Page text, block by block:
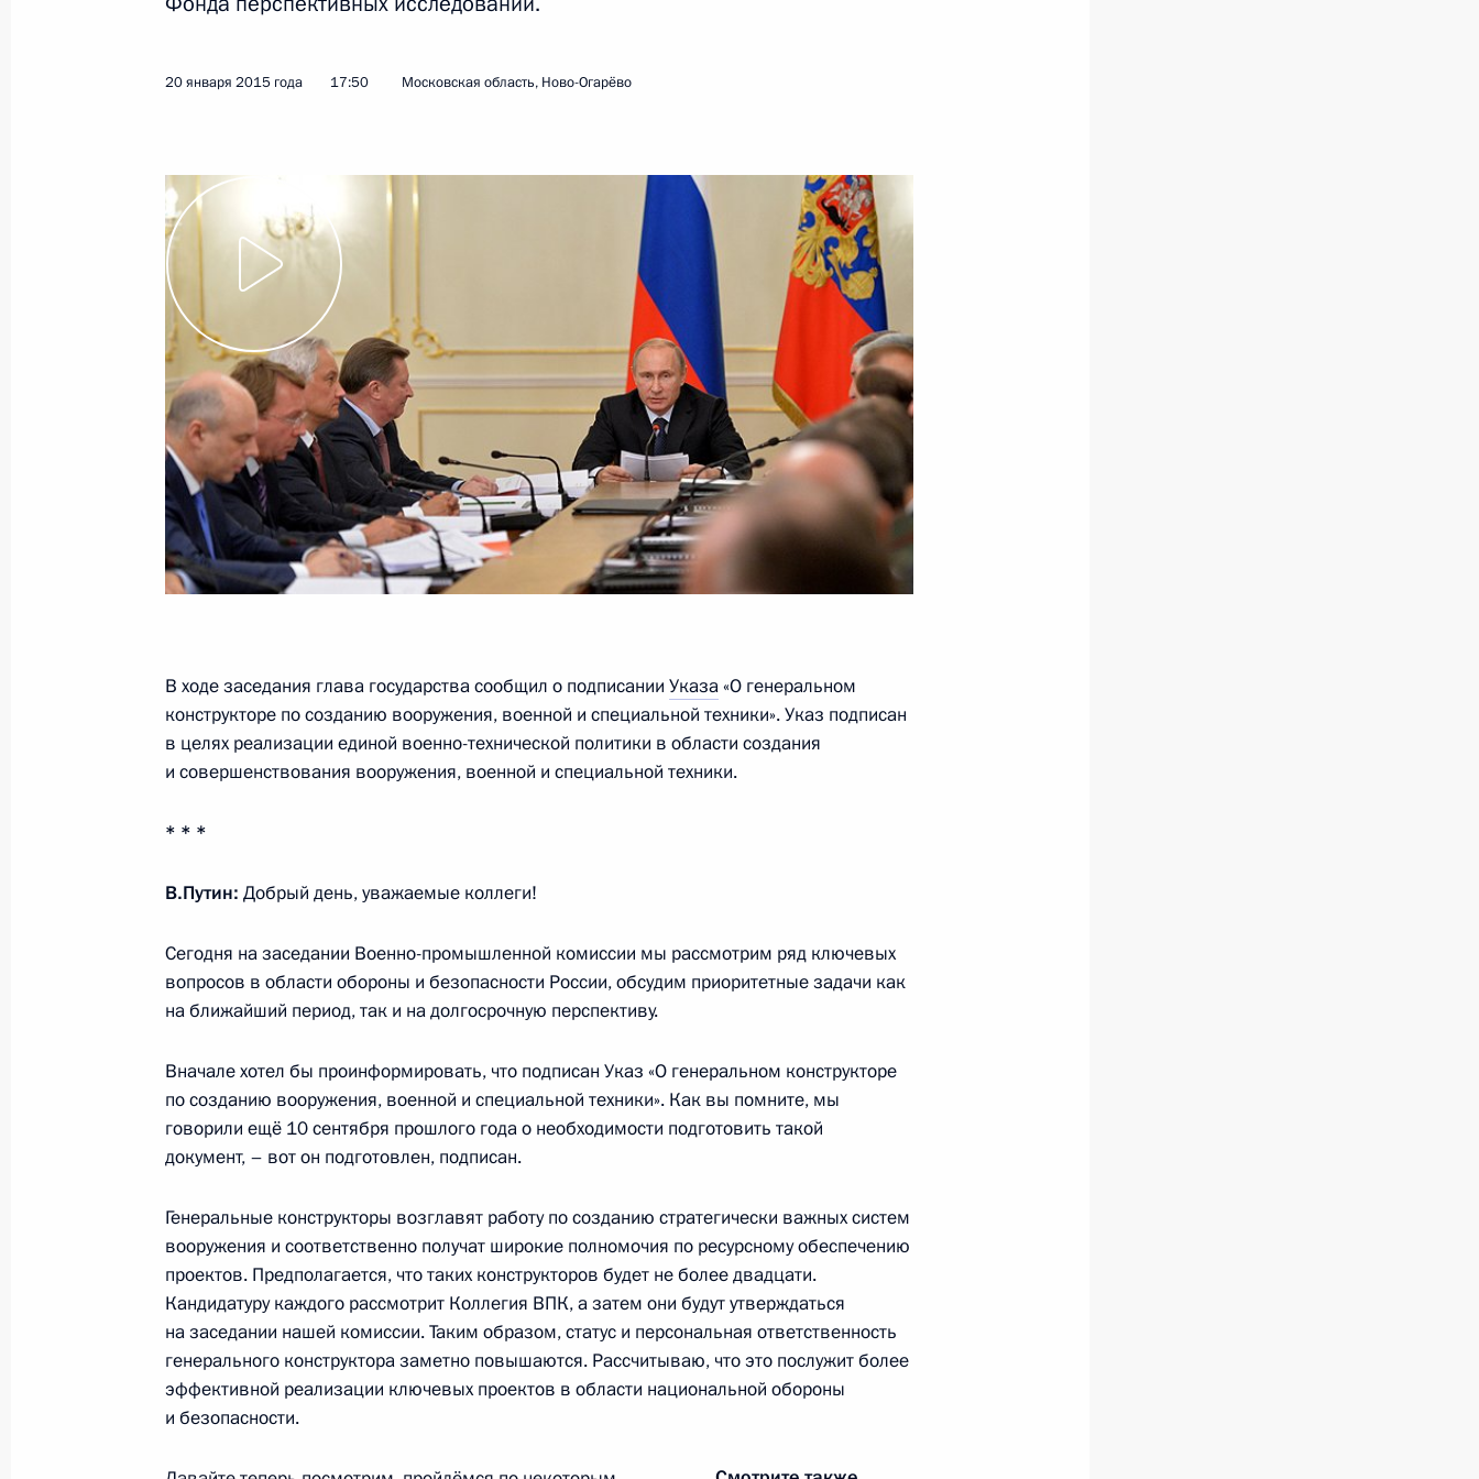
22 января 2015 года, 09:10
21 января 2015 года, среда
Совещание с членами Правительства
21 января 2015 года, 16:00
2
Рабочая встреча с Председателем Правительства Дмитрием
Медведевым
21 января 2015 года, 15:30 Московская область, Ново-Огарёво
2
Владимир Путин посетит Венгрию
21 января 2015 года, 12:00
Заседание Военно-промышленной комиссии
20 января 2015 года, 17:50 Московская область, Ново-Огарёво
2
военной и специальной техники
Посещение Центрального научно-исследовательского института
Московская область, Климовск
Встреча с Алексеем Мордашовым
19 января 2015 года, 14:20 Московская область, Ново-Огарёво
Рабочая встреча с вице-премьером – полпредом Президента
в ДФО Юрием Трутневым
20 января 2015 года 17:50 Московская область, Ново-Огарёво
В ходе заседания глава государства сообщил о подписании Указа«О генеральном
конструкторе по созданию вооружения, военной и специальной техники». Указ подписан
в целях реализации единой военно-технической политики в области создания
и совершенствования вооружения, военной и специальной техники.
* * *
В.Путин: Добрый день, уважаемые коллеги!
Сегодня на заседании Военно-промышленной комиссии мы рассмотрим ряд ключевых
вопросов в области обороны и безопасности России, обсудим приоритетные задачи как
на ближайший период, так и на долгосрочную перспективу.
Вначале хотел бы проинформировать, что подписан Указ «О генеральном конструкторе
по созданию вооружения, военной и специальной техники». Как вы помните, мы
говорили ещё 10 сентября прошлого года о необходимости подготовить такой
документ, – вот он подготовлен, подписан.
Генеральные конструкторы возглавят работу по созданию стратегически важных систем
вооружения и соответственно получат широкие полномочия по ресурсному обеспечению
проектов. Предполагается, что таких конструкторов будет не более двадцати.
Кандидатуру каждого рассмотрит Коллегия ВПК, а затем они будут утверждаться
на заседании нашей комиссии. Таким образом, статус и персональная ответственность
генерального конструктора заметно повышаются. Рассчитываю, что это послужит более
эффективной реализации ключевых проектов в области национальной обороны
и безопасности.